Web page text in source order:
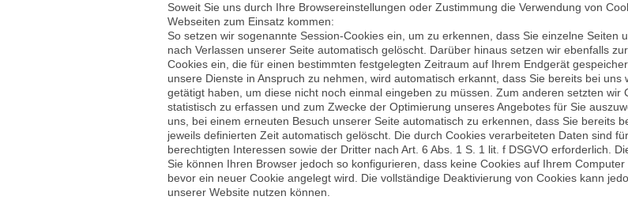
Soweit Sie uns durch Ihre Browsereinstellungen oder Zustimmung die Verwendung von
Webseiten zum Einsatz kommen:
So setzen wir sogenannte Session-Cookies ein, um zu erkennen, dass Sie einzelne Seiten
nach Verlassen unserer Seite automatisch gelöscht. Darüber hinaus setzen wir ebenfalls
Cookies ein, die für einen bestimmten festgelegten Zeitraum auf Ihrem Endgerät
unsere Dienste in Anspruch zu nehmen, wird automatisch erkannt, dass Sie bereits bei
getätigt haben, um diese nicht noch einmal eingeben zu müssen. Zum anderen setzten wir
statistisch zu erfassen und zum Zwecke der Optimierung unseres Angebotes für Sie
uns, bei einem erneuten Besuch unserer Seite automatisch zu erkennen, dass Sie bereits
jeweils definierten Zeit automatisch gelöscht. Die durch Cookies verarbeiteten Daten sind
berechtigten Interessen sowie der Dritter nach Art. 6 Abs. 1 S. 1 lit. f DSGVO erforderlich.
Sie können Ihren Browser jedoch so konfigurieren, dass keine Cookies auf Ihrem
bevor ein neuer Cookie angelegt wird. Die vollständige Deaktivierung von Cookies kann
unserer Website nutzen können.